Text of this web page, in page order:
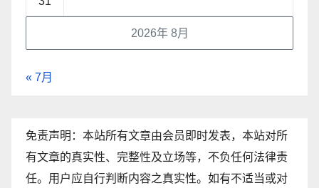
2026年 8月
« 7月
免责声明：本站所有文章由会员即时发表，本站对所
有文章的真实性、完整性及立场等，不负任何法律责
任。用户应自行判断内容之真实性。如有不适当或对